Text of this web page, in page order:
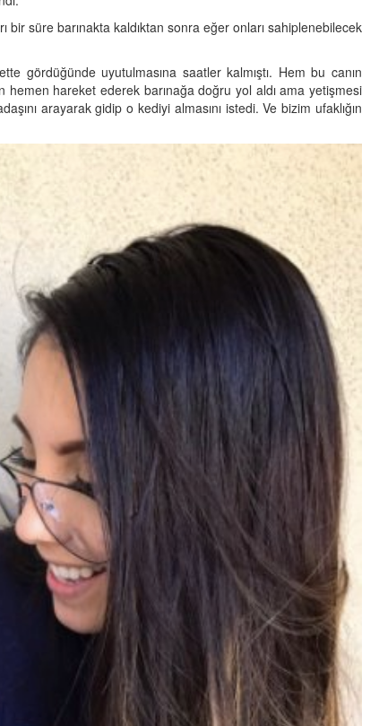
bir süre barınakta kaldıktan sonra eğer onları sahiplenebilecek
gördüğünde uyutulmasına saatler kalmıştı. Hem bu canın
hareket ederek barınağa doğru yol aldı ama yetişmesi
arayarak gidip o kediyi almasını istedi. Ve bizim ufaklığın
Ayrılık
Bir
Sarman Kediler Neden
“Yaramaz”? Kısa Bir Blog
Kediler Neden Dört Ayak
Üzerine Düşer? Evrimsel
Adaptasyon
22.09.2025
Kedilerin Bıyıkları Neden Bu
Kadar Önemli? Evrimsel İşlevleri
Kışın Tekir Kedi Bakımı: Soğuk
Havada Kediniz İçin 13 Önemli
İpucu
19.09.2025
Özel Bir Bağ: Tekir Kedilerle
Kurulan Derin Dostlukların
Psikolojisi
15.09.2025